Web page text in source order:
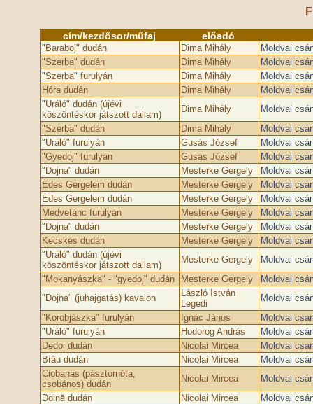
cím/kezdősor/műfaj előadó
"Baraboj" dudán Dima Mihály
Moldvai
"Szerba" dudán
Dima Mihály
Moldvai
"Szerba" furulyán
Dima Mihály
Moldvai
Hóra dudán
Dima Mihály
Moldvai
"Uráló" dudán (újévi
köszöntéskor játszott dallam)
Dima Mihály
Moldvai
"Szerba" dudán
Dima Mihály
Moldvai
"Uráló" furulyán
Gusás József
Moldvai
"Gyedoj" furulyán
Gusás József
Moldvai
"Dojna" dudán
Mesterke Gergely
Moldvai
Édes Gergelem dudán
Mesterke Gergely
Moldvai
Édes Gergelem dudán
Mesterke Gergely
Moldvai
Medvetánc furulyán
Mesterke Gergely
Moldvai
"Dojna" dudán
Mesterke Gergely
Moldvai
Kecskés dudán
Mesterke Gergely
Moldvai
"Uráló" dudán (újévi
köszöntéskor játszott dallam)
Mesterke Gergely
Moldvai
"Mokanyászka" - "gyedoj" dudán
Mesterke Gergely
Moldvai
"Dojna" (juhajgatás) kavalon
László István
Legedi
Moldvai
"Korobjászka" furulyán
Ignác János
Moldvai
"Uráló" furulyán
Hodorog András
Moldvai
Dedoi dudán
Nicolai Mircea
Moldvai
Brâu dudán
Nicolai Mircea
Moldvai
Ciobanas (pásztornóta,
csobános) dudán
Nicolai Mircea
Moldvai
Doină dudán
Nicolai Mircea
Moldvai